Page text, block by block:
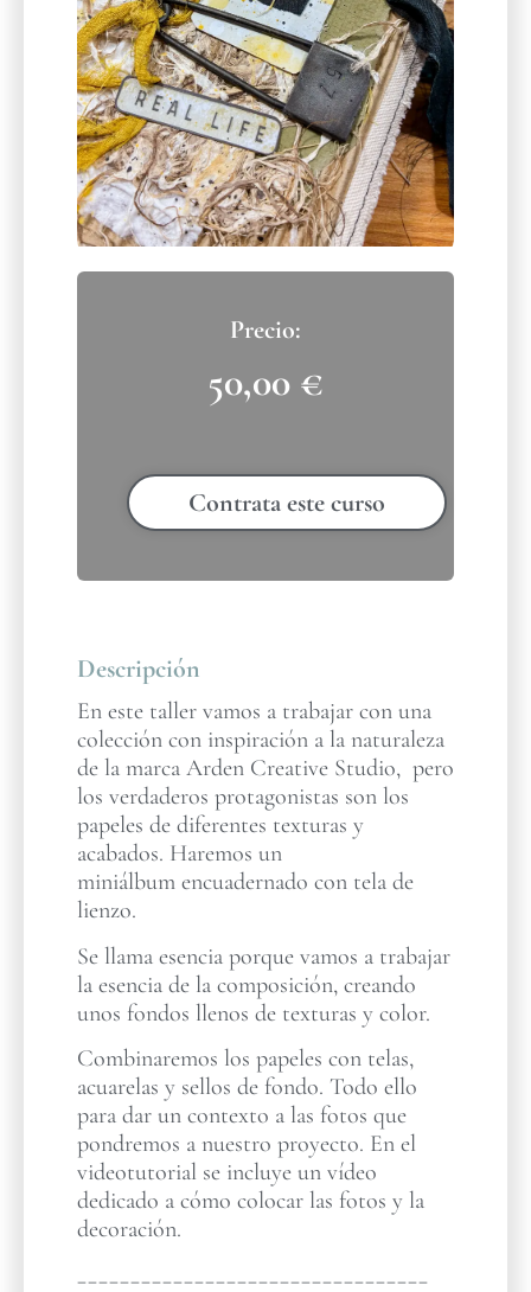
50,00 €
Contrata este curso
Descripción
En este taller vamos a trabajar con una
colección con inspiración a la naturaleza
de la marca Arden Creative Studio, pero
los verdaderos protagonistas son los
papeles de diferentes texturas y
acabados. Haremos un
miniálbum encuadernado con tela de
lienzo.
Se llama esencia porque vamos a trabajar
la esencia de la composición, creando
unos fondos llenos de texturas y color.
Combinaremos los papeles con telas,
acuarelas y sellos de fondo. Todo ello
para dar un contexto a las fotos que
pondremos a nuestro proyecto. En el
videotutorial se incluye un vídeo
dedicado a cómo colocar las fotos y la
decoración.
_________________________________